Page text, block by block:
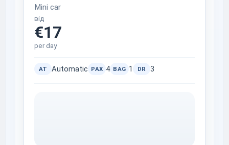
Mini car
від
€17
per day
AT Automatic PAX 4 BAG 1 DR 3